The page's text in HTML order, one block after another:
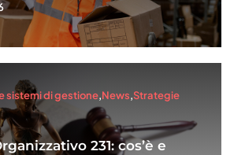
sistemi di gestione,News,Strategie
231: cos’è e